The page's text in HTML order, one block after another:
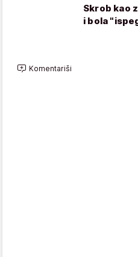
Skrob kao
i bola
Komentariši